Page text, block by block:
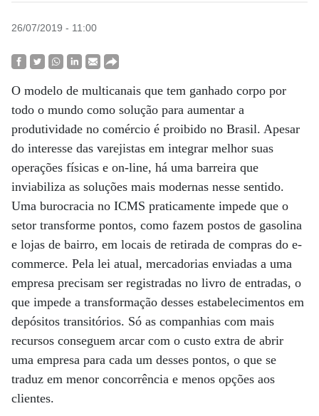
26/07/2019 - 11:00
O modelo de multicanais que tem ganhado corpo por
todo o mundo como solução para aumentar a
produtividade no comércio é proibido no Brasil. Apesar
do interesse das varejistas em integrar melhor suas
operações físicas e on-line, há uma barreira que
inviabiliza as soluções mais modernas nesse sentido.
Uma burocracia no ICMS praticamente impede que o
setor transforme pontos, como fazem postos de gasolina
e lojas de bairro, em locais de retirada de compras do e-
commerce. Pela lei atual, mercadorias enviadas a uma
empresa precisam ser registradas no livro de entradas, o
que impede a transformação desses estabelecimentos em
depósitos transitórios. Só as companhias com mais
recursos conseguem arcar com o custo extra de abrir
uma empresa para cada um desses pontos, o que se
traduz em menor concorrência e menos opções aos
clientes.